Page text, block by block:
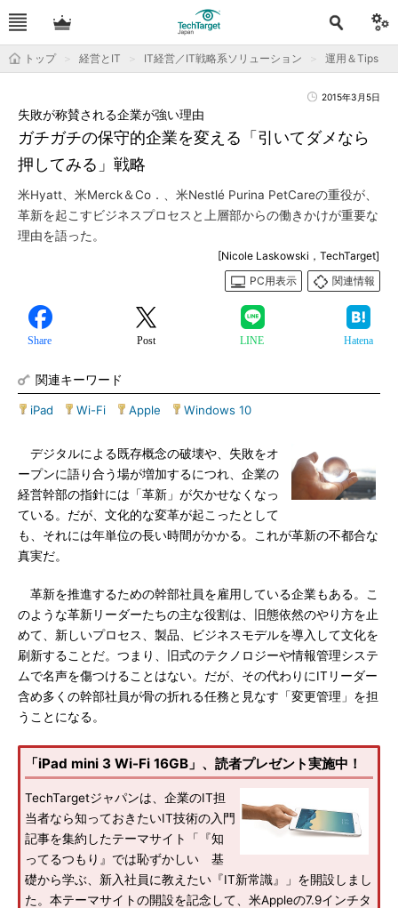
トップ 経営とIT IT経営／IT戦略系ソリューション 運用＆Tips
2015年3月5日
ガチガチの保守的企業を変える「引いてダメなら
押してみる」戦略
失敗が称賛される企業が強い理由
米Hyatt、米Merck＆Co．、米Nestlé Purina PetCareの重役が、
革新を起こすビジネスプロセスと上層部からの働きかけが重要な
理由を語った。
[Nicole Laskowski，TechTarget]
PC用表示
関連情報
Share Post LINE Hatena
関連キーワード
iPad Wi-Fi Apple Windows 10
デジタルによる既存概念の破壊や、失敗をオ
ープンに語り合う場が増加するにつれ、企業の
経営幹部の指針には「革新」が欠かせなくなっ
ている。だが、文化的な変革が起こったとして
も、それには年単位の長い時間がかかる。これが革新の不都合な
真実だ。
革新を推進するための幹部社員を雇用している企業もある。こ
のような革新リーダーたちの主な役割は、旧態依然のやり方を止
めて、新しいプロセス、製品、ビジネスモデルを導入して文化を
刷新することだ。つまり、旧式のテクノロジーや情報管理システ
ムで名声を傷つけることはない。だが、その代わりにITリーダー
含め多くの幹部社員が骨の折れる任務と見なす「変更管理」を担
うことになる。
「iPad mini 3 Wi-Fi 16GB」、読者プレゼント実施中！
TechTargetジャパンは、企業のIT担
当者なら知っておきたいIT技術の入門
記事を集約したテーマサイト「『知
ってるつもり』では恥ずかしい 基
礎から学ぶ、新入社員に教えたい『IT新常識』」を開設しまし
た。本テーマサイトの開設を記念して、米Appleの7.9インチタ